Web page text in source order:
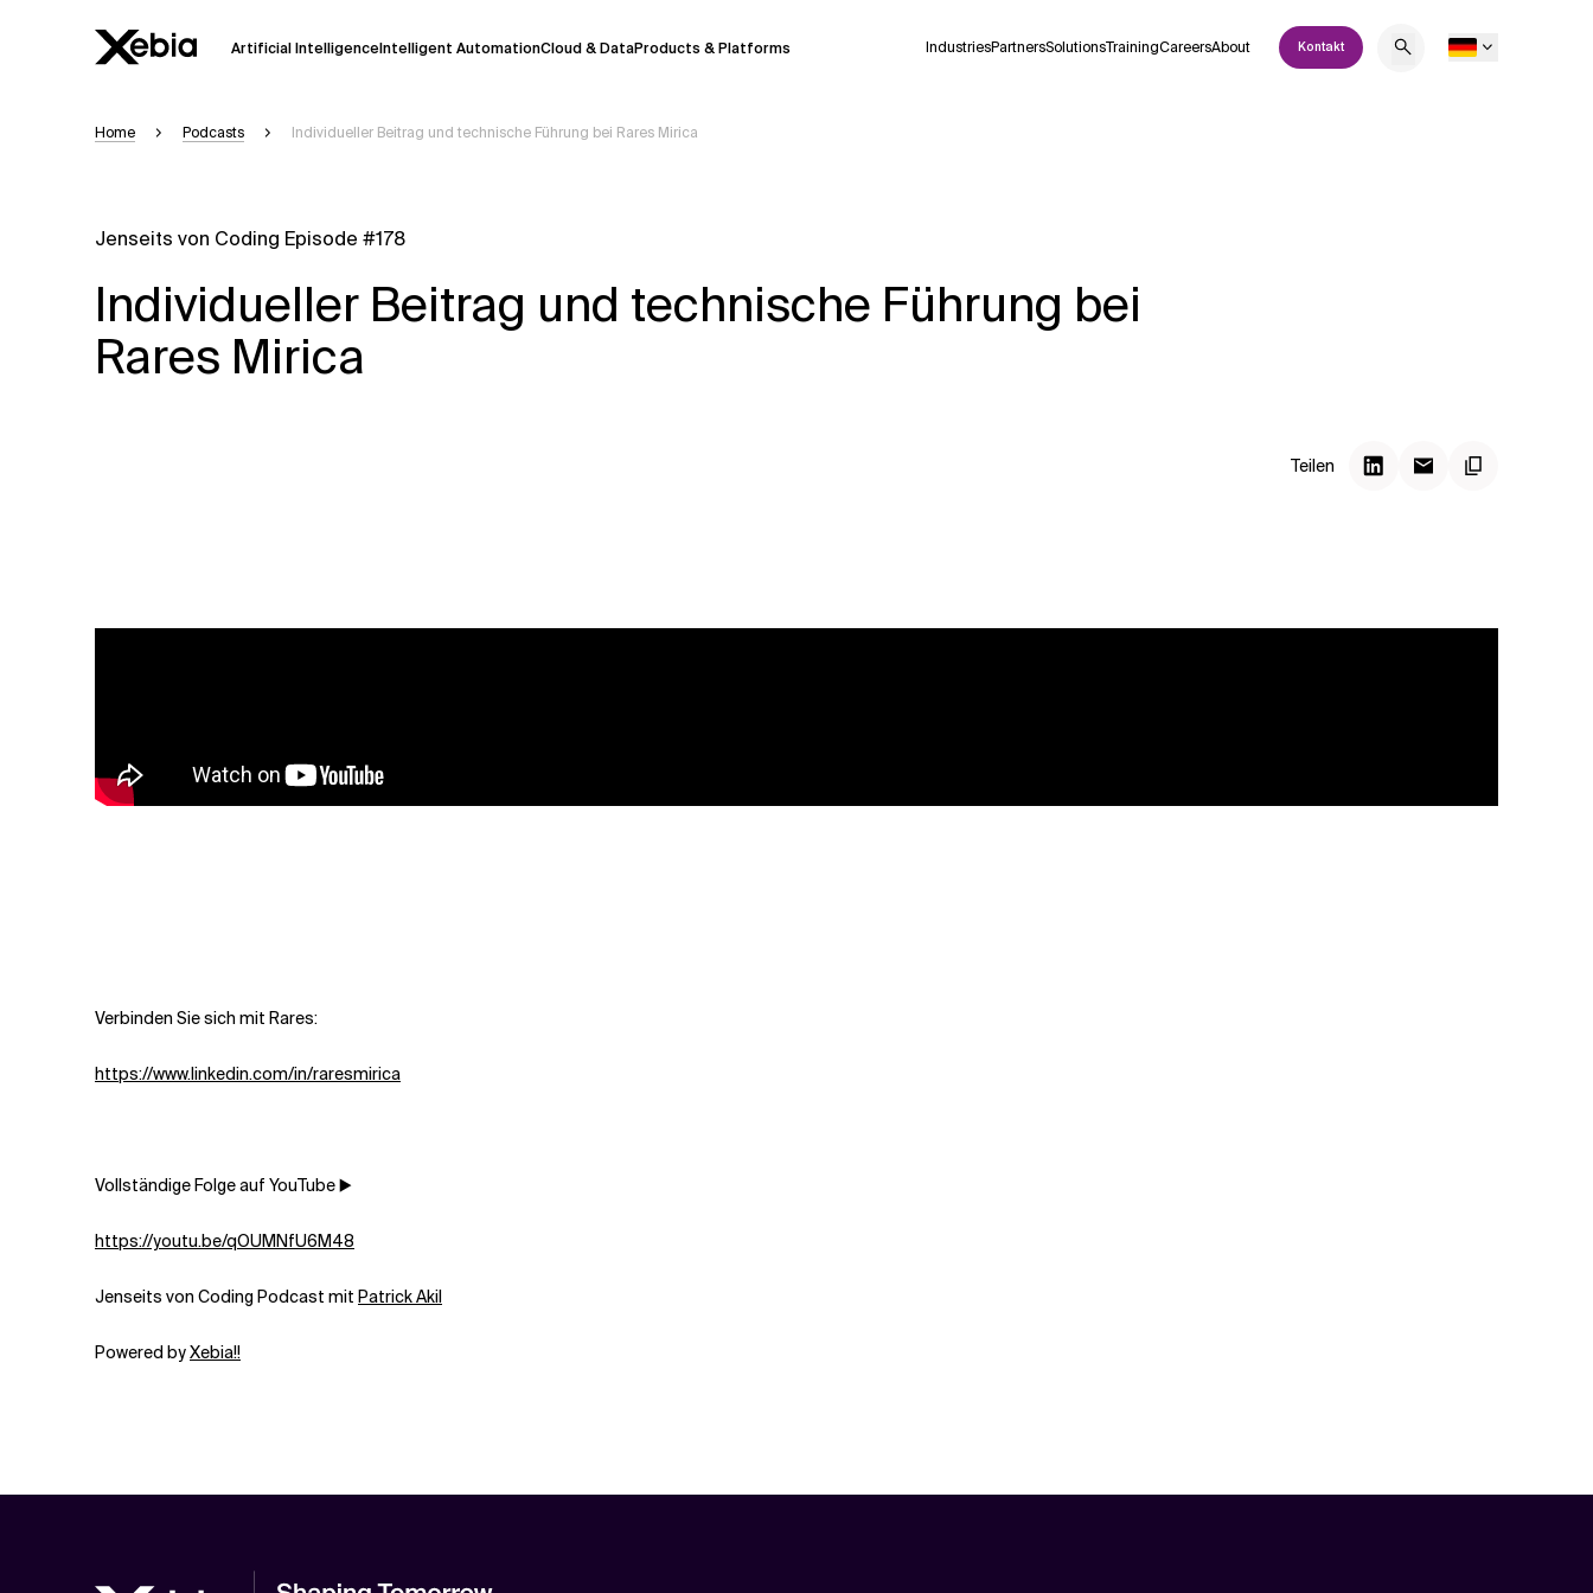
Artificial IntelligenceIntelligent AutomationCloud & DataProducts & Platforms IndustriesPartnersSolutionsTrainingCareersAbout Kontakt
Ai Übersicht
weiterentwickelt. Die Antworten, die auf Deutsch generiert werden, können einige
Sekunden dauern. Wir streben nach Genauigkeit, aber gelegentlich können Fehler
Bitte überprüfen Sie wichtige Informationen, bevor Sie Entscheidungen treffen oder
kontaktieren Sie unsdirekt.
Home Podcasts Individueller Beitrag und technische Führung bei Rares Mirica
Jenseits von Coding Episode #178
Individueller Beitrag und technische Führung bei
Rares Mirica
Teilen
Verbinden Sie sich mit Rares:
https://www.linkedin.com/in/raresmirica
Vollständige Folge auf YouTube ▶️
https://youtu.be/qOUMNfU6M48
Jenseits von Coding Podcast mit Patrick Akil
Powered byXebia!!